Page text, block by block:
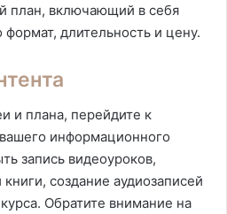
план, включающий в себя
формат, длительность и цену.
и плана, перейдите к
информационного
запись видеоуроков,
создание аудиозаписей
Обратите внимание на